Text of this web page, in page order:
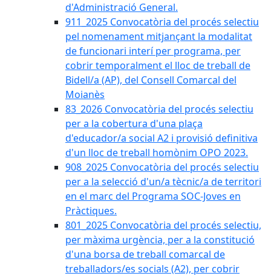
d'Administració General.
911_2025 Convocatòria del procés selectiu
pel nomenament mitjançant la modalitat
de funcionari interí per programa, per
cobrir temporalment el lloc de treball de
Bidell/a (AP), del Consell Comarcal del
Moianès
83_2026 Convocatòria del procés selectiu
per a la cobertura d'una plaça
d'educador/a social A2 i provisió definitiva
d'un lloc de treball homònim OPO 2023.
908_2025 Convocatòria del procés selectiu
per a la selecció d'un/a tècnic/a de territori
en el marc del Programa SOC-Joves en
Pràctiques.
801_2025 Convocatòria del procés selectiu,
per màxima urgència, per a la constitució
d'una borsa de treball comarcal de
treballadors/es socials (A2), per cobrir